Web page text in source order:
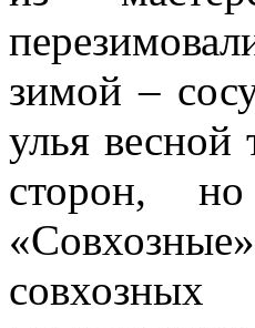
зимой –
улья весной
сторон,